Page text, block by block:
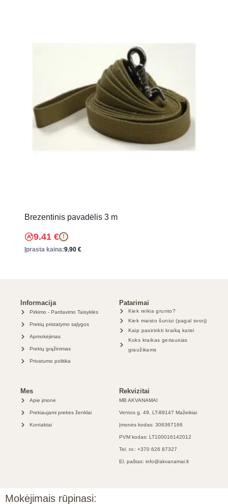
Brezentinis pavadėlis 3 m
9.41 € !
Įprasta kaina:9.90 €
Informacija
Pirkimo - Pardavimo Taisyklės
Prekių pristatymo sąlygos
Apmokėjimas
Prekių grąžinimas
Privatumo politika
Patarimai
Kiek reikia grunto?
Kiek maisto šuniui (pagal svorį)
Kaip pasirinkti kraiką katei
Koks kraikas geriausias
graužikams
Mes
Apie įmonė
Prekiaujami prekės ženklai
Kontaktai
Rekvizitai
MB AKVANAMAI
Ventos g. 49, LT-89147 Mažeikiai
Įmonės kodas: 306367166
PVM kodas: LT100016142012
Tel. nr.: +370 626 87327
El. paštas: info@akvanamai.lt
Mokėjimais rūpinasi: